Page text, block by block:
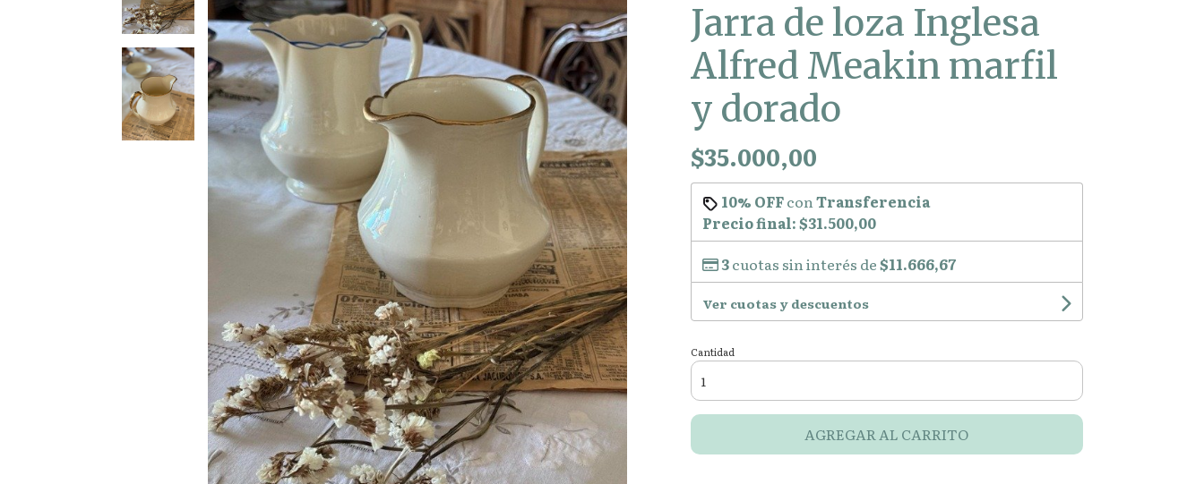
Jarra de loza Inglesa
Alfred Meakin marfil
y dorado
$35.000,00
10% OFFconTransferencia
Precio final:$31.500,00
3cuotas sin interés de$11.666,67
Ver cuotas y descuentos
Cantidad
AGREGAR AL CARRITO